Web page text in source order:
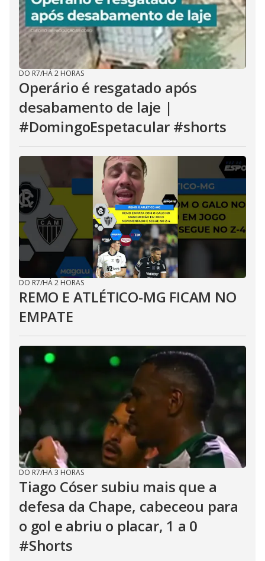
DO R7/HÁ 2 HORAS
Operário é resgatado após
desabamento de laje |
#DomingoEspetacular #shorts
DO R7/HÁ 2 HORAS
REMO E ATLÉTICO-MG FICAM NO
EMPATE
DO R7/HÁ 3 HORAS
Tiago Cóser subiu mais que a
defesa da Chape, cabeceou para
o gol e abriu o placar, 1 a 0
#Shorts